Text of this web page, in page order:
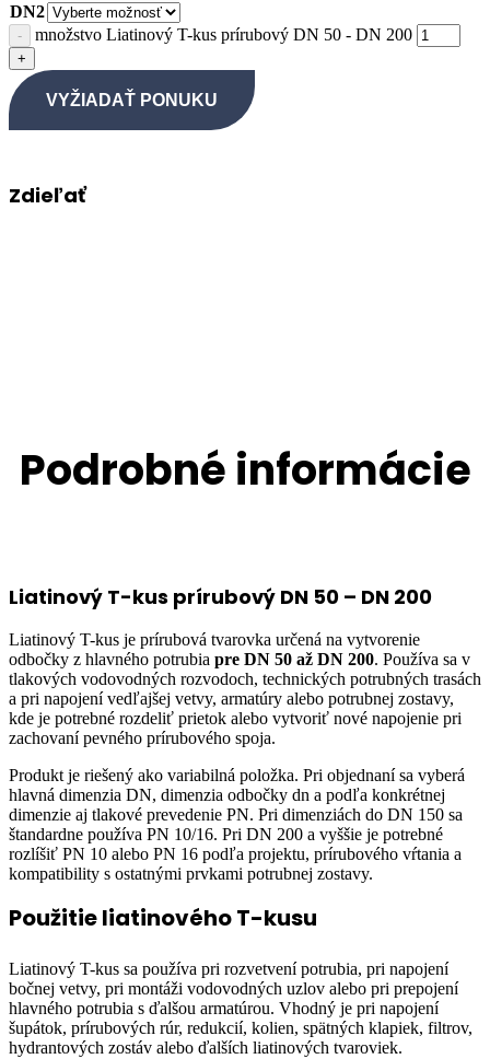
DN2
množstvo Liatinový T-kus prírubový DN 50 - DN 200
VYŽIADAŤ PONUKU
Zdieľať
Podrobné informácie
Liatinový T-kus prírubový DN 50 – DN 200
Liatinový T-kus je prírubová tvarovka určená na vytvorenie
odbočky z hlavného potrubia pre DN 50 až DN 200. Používa sa v
tlakových vodovodných rozvodoch, technických potrubných trasách
a pri napojení vedľajšej vetvy, armatúry alebo potrubnej zostavy,
kde je potrebné rozdeliť prietok alebo vytvoriť nové napojenie pri
zachovaní pevného prírubového spoja.
Produkt je riešený ako variabilná položka. Pri objednaní sa vyberá
hlavná dimenzia DN, dimenzia odbočky dn a podľa konkrétnej
dimenzie aj tlakové prevedenie PN. Pri dimenziách do DN 150 sa
štandardne používa PN 10/16. Pri DN 200 a vyššie je potrebné
rozlíšiť PN 10 alebo PN 16 podľa projektu, prírubového vŕtania a
kompatibility s ostatnými prvkami potrubnej zostavy.
Použitie liatinového T-kusu
Liatinový T-kus sa používa pri rozvetvení potrubia, pri napojení
bočnej vetvy, pri montáži vodovodných uzlov alebo pri prepojení
hlavného potrubia s ďalšou armatúrou. Vhodný je pri napojení
šupátok, prírubových rúr, redukcií, kolien, spätných klapiek, filtrov,
hydrantových zostáv alebo ďalších liatinových tvaroviek.